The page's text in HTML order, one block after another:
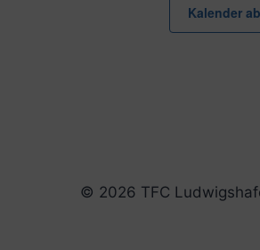
Kalender
© 2026 TFC